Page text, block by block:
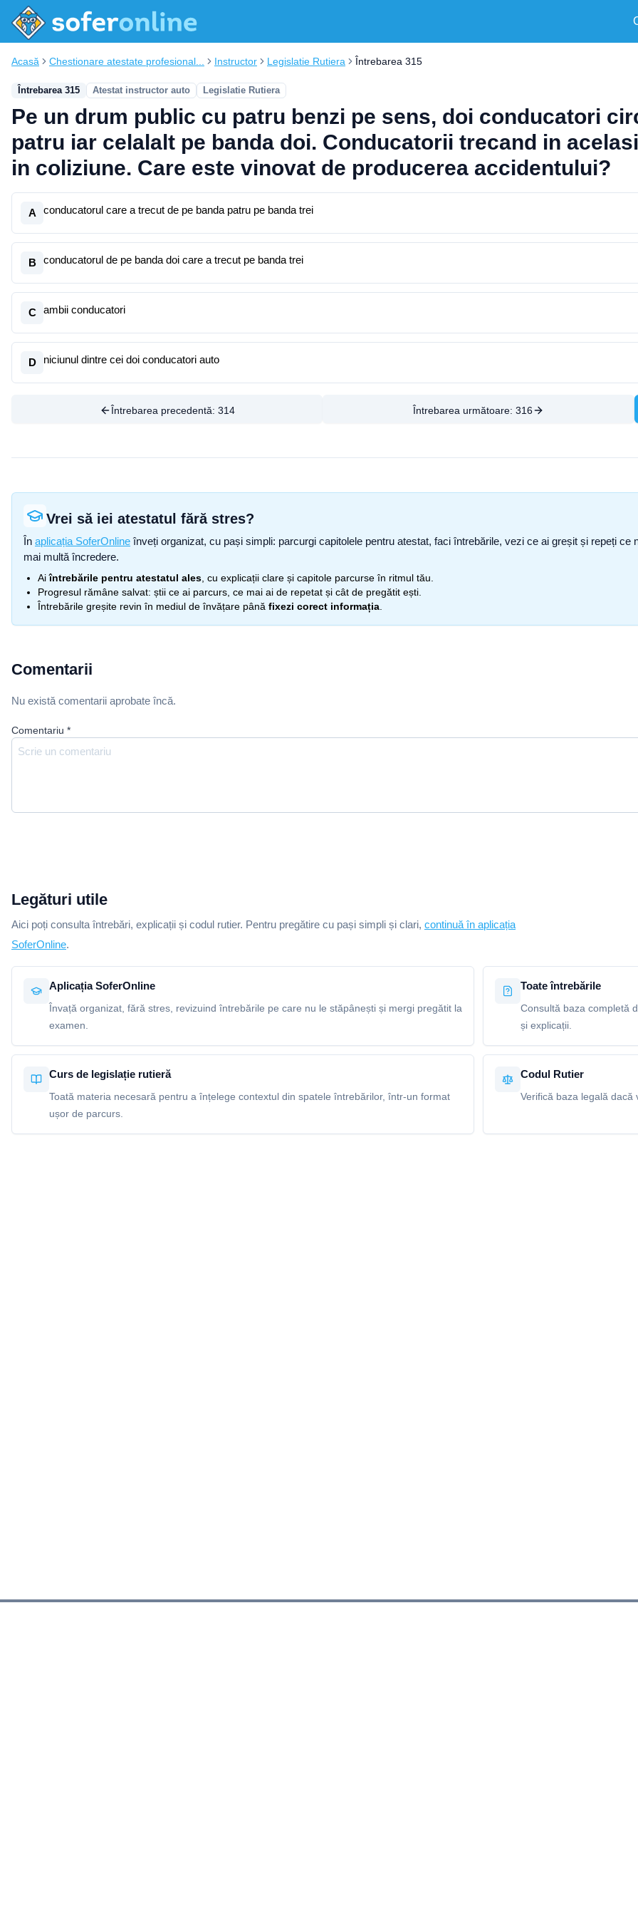
Acasă Chestionare atestate profesional... Instructor Legislatie Rutiera Întrebarea 315
Întrebarea 315 Atestat instructor auto Legislatie Rutiera
Pe un drum public cu patru benzi pe sens, doi conducatori
patru iar celalalt pe banda doi. Conducatorii trecand in
in coliziune. Care este vinovat de producerea accidentului?
A conducatorul care a trecut de pe banda patru pe banda trei
B conducatorul de pe banda doi care a trecut pe banda trei
C ambii conducatori
D niciunul dintre cei doi conducatori auto
Întrebarea precedentă: 314 Întrebarea următoare: 316
Vrei să iei atestatul fără stres?
În aplicația SoferOnline înveți organizat, cu pași simpli: parcurgi capitolele pentru atestat, faci întrebările, vezi ce ai greșit și repeți
mai multă încredere.
Aiîntrebările pentru atestatul ales , cu explicații clare și capitole parcurse în ritmul tău.
Progresul rămâne salvat: știi ce ai parcurs, ce mai ai de repetat și cât de pregătit ești.
Întrebările greșite revin în mediul de învățare până fixezi corect informația
Comentarii
Nu există comentarii aprobate încă.
Comentariu *
Legături utile
Aici poți consulta întrebări, explicații și codul rutier. Pentru pregătire cu pași simpli și clari, continuă în aplicația
SoferOnline.
Aplicația SoferOnline
Învață organizat, fără stres, revizuind întrebările pe care nu le stăpânești și mergi pregătit la
examen.
Toate întrebările
Consultă baza completă
și explicații.
Curs de legislație rutieră
Toată materia necesară pentru a înțelege contextul din spatele întrebărilor, într-un format
ușor de parcurs.
Codul Rutier
Verifică baza legală dacă